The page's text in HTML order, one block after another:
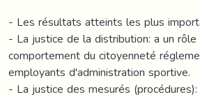
- Les résultats atteints les plus
- La justice de la distribution: a un
comportement du citoyenneté
employants d'administration sportive.
- La justice des mesurés